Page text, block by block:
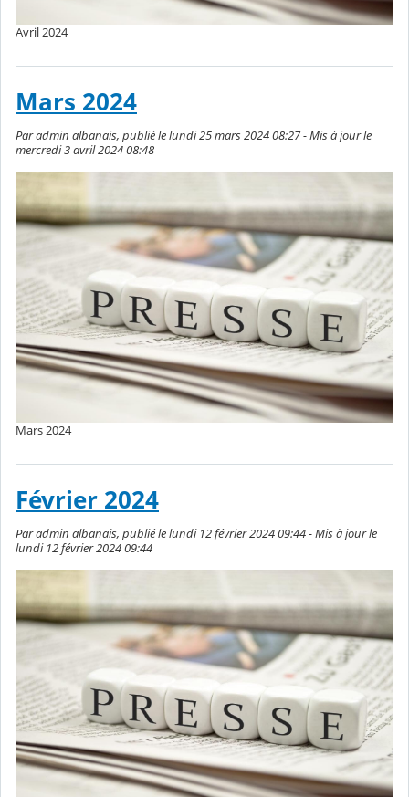
Avril 2024
Mars 2024
Par admin albanais, publié le lundi 25 mars 2024 08:27 - Mis à jour le
mercredi 3 avril 2024 08:48
Mars 2024
Février 2024
Par admin albanais, publié le lundi 12 février 2024 09:44 - Mis à jour le
lundi 12 février 2024 09:44